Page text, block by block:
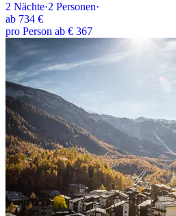
2 Nächte·2 Personen·
ab 734 €
pro Person ab € 367